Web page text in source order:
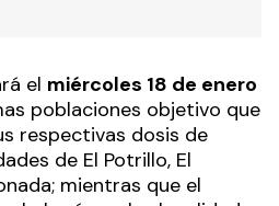
el miércoles 18 de enero
poblaciones objetivo que
respectivas dosis de
de El Potrillo, El
mientras que el